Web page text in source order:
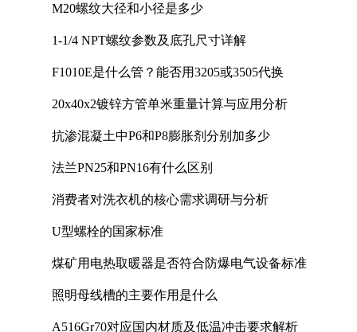
M20螺纹大径和小径是多少
1-1/4 NPT螺纹参数及底孔尺寸详解
F1010E是什么管？能否用3205或3505代换
20x40x2镀锌方管单米重量计算与应用分析
抗渗混凝土中P6和P8膨胀剂分别加多少
法兰PN25和PN16有什么区别
消费者对洗衣机的核心需求调研与分析
U型螺栓的国家标准
煤矿用电热取暖器是否符合防爆电气设备标准
照明母线槽的主要作用是什么
A516Gr70对应国内材质及低温冲击要求解析